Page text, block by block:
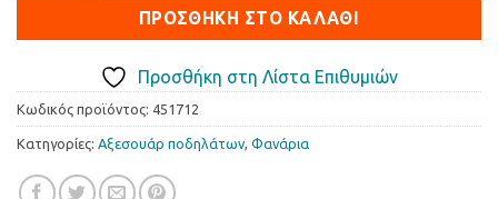
ΠΡΟΣΘΉΚΗ ΣΤΟ ΚΑΛΆΘΙ
Προσθήκη στη Λίστα Επιθυμιών
Κωδικός προϊόντος: 451712
Κατηγορίες: Αξεσουάρ ποδηλάτων, Φανάρια